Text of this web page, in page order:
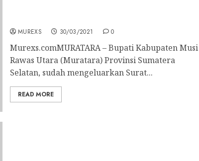
MUREXS 30/03/2021 0
Murexs.comMURATARA – Bupati Kabupaten Musi
Rawas Utara (Muratara) Provinsi Sumatera
Selatan, sudah mengeluarkan Surat...
READ MORE